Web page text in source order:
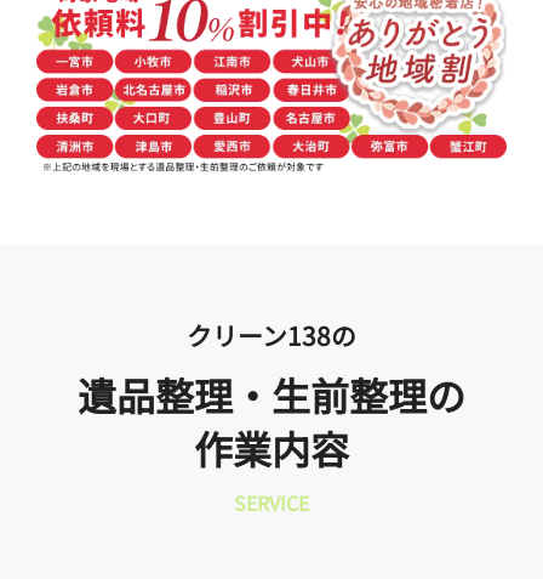
クリーン138の
遺品整理・生前整理の
作業内容
SERVICE